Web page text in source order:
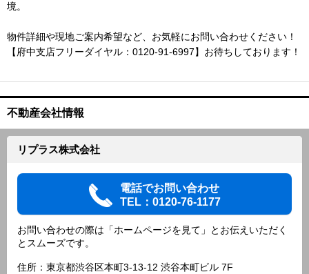
境。
物件詳細や現地ご案内希望など、お気軽にお問い合わせください！
【府中支店フリーダイヤル：0120-91-6997】お待ちしております！
不動産会社情報
リプラス株式会社
電話でお問い合わせ
TEL：0120-76-1177
お問い合わせの際は「ホームページを見て」とお伝えいただく
とスムーズです。
住所：東京都渋谷区本町3-13-12 渋谷本町ビル 7F